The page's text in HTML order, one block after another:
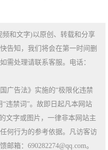
和文字)以原创、转载和分享
告知，我们将会在第一时间删
需处理请联系客服。电话：
广告法》实施的“极限化违禁
违禁词”。故即日起凡本网站
文字或图片，一律非本网站主
何行为的参考依据。凡访客访
箱：690282274@qq.com。